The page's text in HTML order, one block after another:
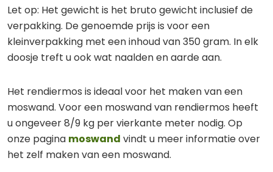
Let op: Het gewicht is het bruto gewicht inclusief de
verpakking. De genoemde prijs is voor een
kleinverpakking met een inhoud van 350 gram. In elk
doosje treft u ook wat naalden en aarde aan.
Het rendiermos is ideaal voor het maken van een
moswand. Voor een moswand van rendiermos heeft
u ongeveer 8/9 kg per vierkante meter nodig. Op
onze pagina moswand vindt u meer informatie over
het zelf maken van een moswand.